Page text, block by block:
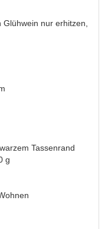
nur erhitzen,
Tassenrand
g